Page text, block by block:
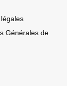
Générales de